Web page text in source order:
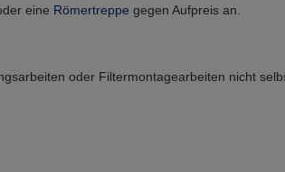
eine Römertreppe gegen Aufpreis an.
oder Filtermontagearbeiten nicht